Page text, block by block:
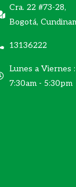
Cra. 22 #73-28,
Bogotá,
13136222
Lunes a Viernes :
7:30am - 5:30pm